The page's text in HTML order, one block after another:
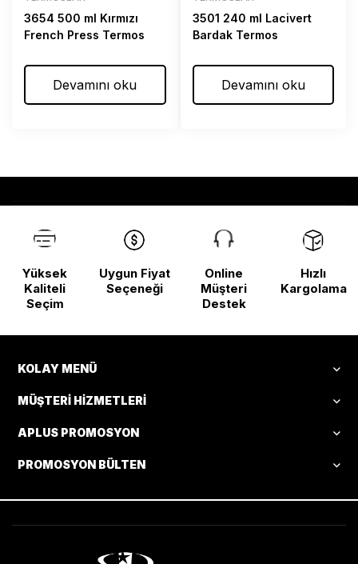
3654 500 ml Kırmızı
French Press Termos
Devamını oku
3501 240 ml Lacivert
Bardak Termos
Devamını oku
Yüksek
Kaliteli
Seçim
Uygun Fiyat
Seçeneği
Online
Müşteri
Destek
Hızlı
Kargolama
KOLAY MENÜ
MÜŞTERI HIZMETLERI
APLUS PROMOSYON
PROMOSYON BÜLTEN